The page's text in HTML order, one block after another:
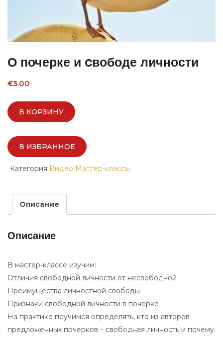
О почерке и cвободе личности
€5.00
В КОРЗИНУ
В ИЗБРАННОЕ
Категория Видео Мастер-классы
Описание
Описание
В мастер-классе изучим:
Отличия свободной личности от несвободной
Преимущества личностной свободы
Признаки свободной личности в почерке
На практике поучимся определять, кто из авторов
предложенных почерков – свободная личность и почему.